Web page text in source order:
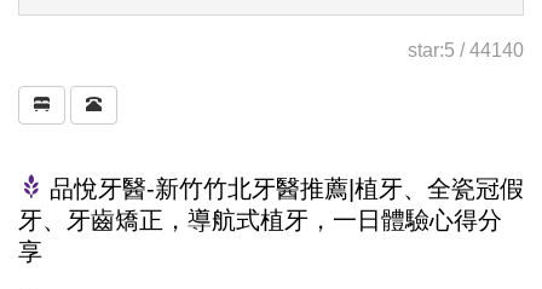
star:5 /44140
品悅牙醫-新竹竹北牙醫推薦|植牙、全瓷冠假
牙、牙齒矯正，導航式植牙，一日體驗心得分
享